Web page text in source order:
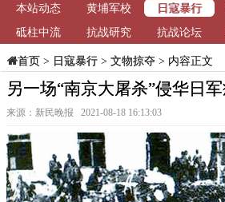
本站动态
黄埔军校 日寇暴行
砥柱中流
抗战研究 抗战论坛
首页> 日寇暴行> 文物掠夺> 内容正文
另一场“南京大屠杀”侵华日
来源：新民晚报 2021-08-18 16:13:03